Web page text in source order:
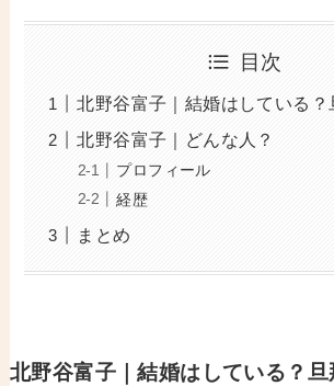
目次
北野谷富子｜結婚はしている？
北野谷富子｜どんな人？
プロフィール
経歴
まとめ
北野谷富子｜結婚はしている？旦